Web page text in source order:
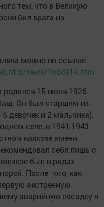
тем, что в Великую
бил врага из
можно по ссылке
news/1668914.htm
родился 15 июня 1926
Он был старшим из
девочек и 2 мальчика).
селе, в 1941-1943
колхозе имени
себя лишь с
был в рядах
После того, как
экстренную
аварийную посадку в